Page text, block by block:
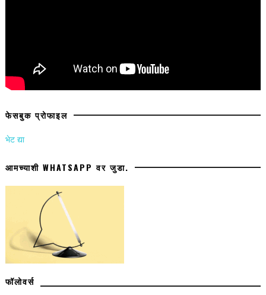
फेसबुक प्रोफाइल
भेट द्या
आमच्याशी WHATSAPP वर जुडा.
फॉलोवर्स